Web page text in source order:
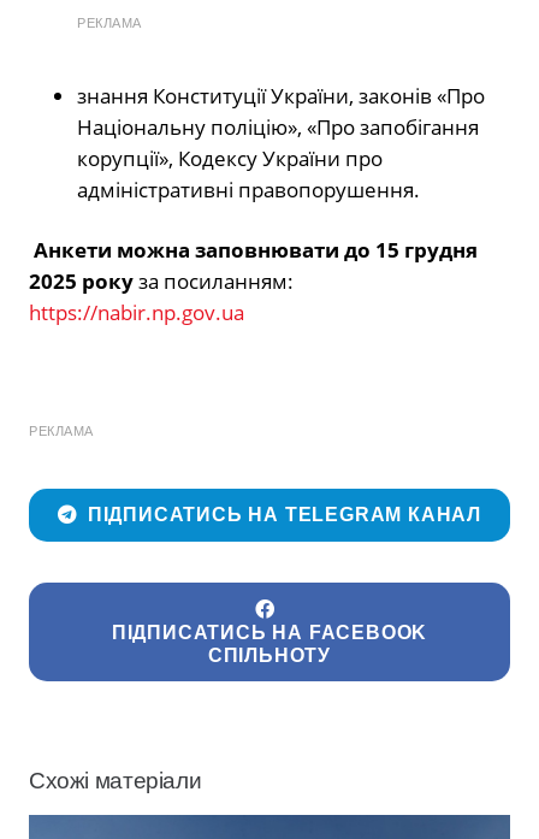
РЕКЛАМА
знання Конституції України, законів «Про
Національну поліцію», «Про запобігання
корупції», Кодексу України про
адміністративні правопорушення.
Анкети можна заповнювати до 15 грудня
2025 рокуза посиланням:
https://nabir.np.gov.ua
РЕКЛАМА
ПІДПИСАТИСЬ НА TELEGRAM КАНАЛ
ПІДПИСАТИСЬ НА FACEBOOK
СПІЛЬНОТУ
Схожі матеріали